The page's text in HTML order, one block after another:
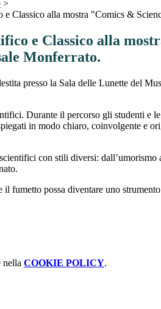
>
e Classico alla mostra "Comics &
e Classico alla
Monferrato.
presso la Sala delle Lunette del
Durante il percorso gli studenti e le
in modo chiaro, coinvolgente e
con stili diversi: dall’umorismo
il fumetto possa diventare uno
nella COOKIE POLICY.